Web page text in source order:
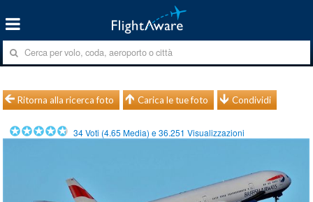
Ritorna alla ricerca foto Carica le tue foto Condividi
34Voti (4.65 Media) e36.251 Visualizzazioni